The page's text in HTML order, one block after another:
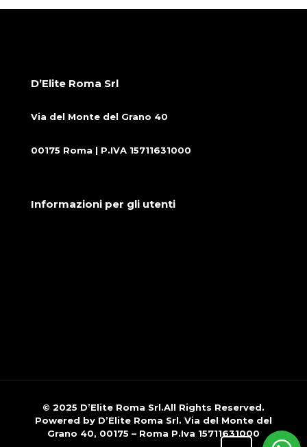
D’Elite Roma Srl
Via del Monte del Grano 40
00175 Roma | P.IVA 15711631000
Informazioni per gli utenti
© 2025 D’Elite Roma Srl.All Rights Reserved.
Powered by D’Elite Roma Srl. Via del Monte del
Grano 40, 00175 – Roma P.Iva 15711631000